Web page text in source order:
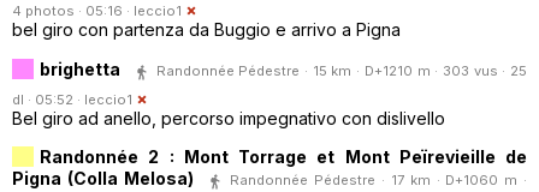
4 photos · 05:16 · leccio1
bel giro con partenza da Buggio e arrivo a Pigna
brighetta
Randonnée Pédestre · 15 km · D+1210 m · 303 vus · 25
dl · 05:52 · leccio1
Bel giro ad anello, percorso impegnativo con dislivello
Randonnée 2 : Mont Torrage et Mont Peïrevieille de
Pigna (Colla Melosa)
Randonnée Pédestre · 17 km · D+1060 m ·